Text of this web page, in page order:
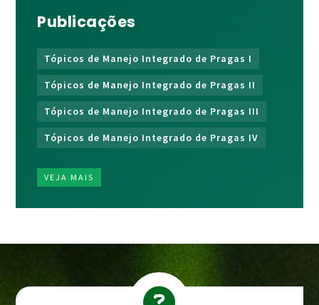
Publicações
Tópicos de Manejo Integrado de Pragas I
Tópicos de Manejo Integrado de Pragas II
Tópicos de Manejo Integrado de Pragas III
Tópicos de Manejo Integrado de Pragas IV
VEJA MAIS